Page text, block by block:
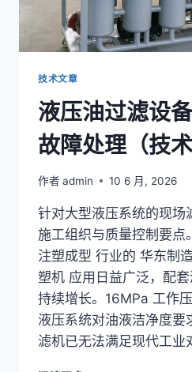
解
技术文章
液压油过滤设
故障处理（技术
作者 admin 10 6 月, 2026
针对大型液压系统的现场
施工组织与质量控制要点
注塑成型 行业的 华东制
塑机 应用日益广泛，配
持续增长。16MPa 工作
液压系统对油液洁净度要
滤机已无法满足现代工业